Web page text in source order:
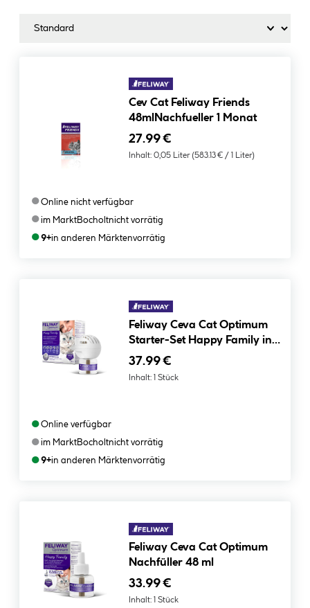
Cev Cat Feliway Friends
48mlNachfueller 1 Monat
27.99 €
Inhalt: 0,05 Liter (583.13 € / 1 Liter)
●Online nicht verfügbar
●im MarktBocholtnicht vorrätig
●9+in anderen Märktenvorrätig
Feliway Ceva Cat Optimum
Starter-Set Happy Family inkl.
Verdampfer & 48 ml
37.99 €
Inhalt: 1 Stück
●Online verfügbar
●im MarktBocholtnicht vorrätig
●9+in anderen Märktenvorrätig
Feliway Ceva Cat Optimum
Nachfüller 48 ml
33.99 €
Inhalt: 1 Stück